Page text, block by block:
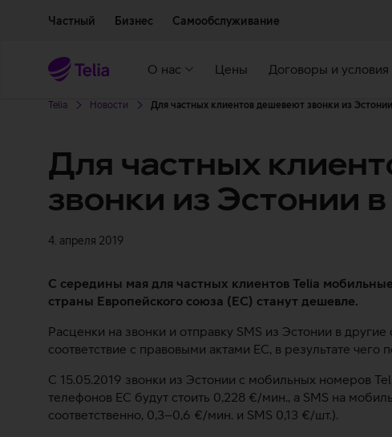
Частный Бизнес Самообслуживание
О нас Цены Договоры и условия
Telia Новости Для частных клиентов дешевеют звонки из
Для частных
звонки из Эстонии
4. апреля 2019
С середины мая для частных клиентов Telia
страны Европейского союза (ЕС) станут дешевле.
Расценки на звонки и отправку SMS из Эстонии в
соответствие с правовыми актами ЕС, в результате чего
С 15.05.2019 звонки из Эстонии с мобильных номеров
телефонов ЕС будут стоить 0,228 €/мин., а SMS на
соответственно, 0,3–0,6 €/мин. и SMS 0,13 €/шт.).